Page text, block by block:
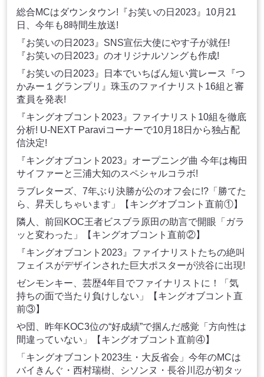
総合MCはダウンタウン!『お笑いの日2023』10月21
日、今年も8時間生放送!
『お笑いの日2023』SNS宣伝大使にやす子が就任!
『お笑いの日2023』のオリジナルソングも作成!
『お笑いの日2023』日本でいちばん短い賞レース『つ
かみー１グランプリ』珠玉のファイナリスト16組と審
査員を発表!
『キングオブコント2023』ファイナリスト10組を徹底
分析! U-NEXT Paraviコーナーで10月18日から独占配
信決定!
『キングオブコント2023』オープニング曲 今年は梅田
サイファーと三浦大知のスペシャルコラボ!
ラブレターズ、7年ぶり決勝が公のオフ会に!?「勝てた
ら、昇天しちゃいます」【キングオブコント直前①】
隣人、前回KOC王者ビスブラ原田の助言で開眼「ガラ
ッと変わった」【キングオブコント直前②】
『キングオブコント2023』ファイナリストたちの絶叫
フェイスがデザインされた巨大ポスターが渋谷に出現!
ゼンモンキー、芸歴4年目でファイナリストに！「気
持ちの面で当たり負けしない」【キングオブコント直
前③】
や団、昨年KOC3位の“好成績”で掴んだ感覚「方向性は
間違っていない」【キングオブコント直前④】
「キングオブコント2023生・大反省会」今年のMCは
バイきんぐ・西村瑞樹、シソンヌ・長谷川忍が初タッ